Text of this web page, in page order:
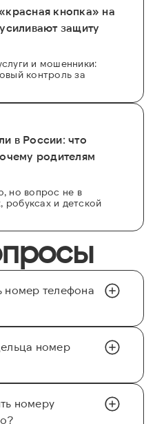
кнопка» на
защиту
и мошенники:
контроль за
в России: что
родителям
но вопрос не в
робуксах и детской
номер телефона
номер
номеру